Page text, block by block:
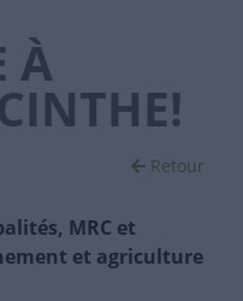
À
Retour
MRC et
et agriculture